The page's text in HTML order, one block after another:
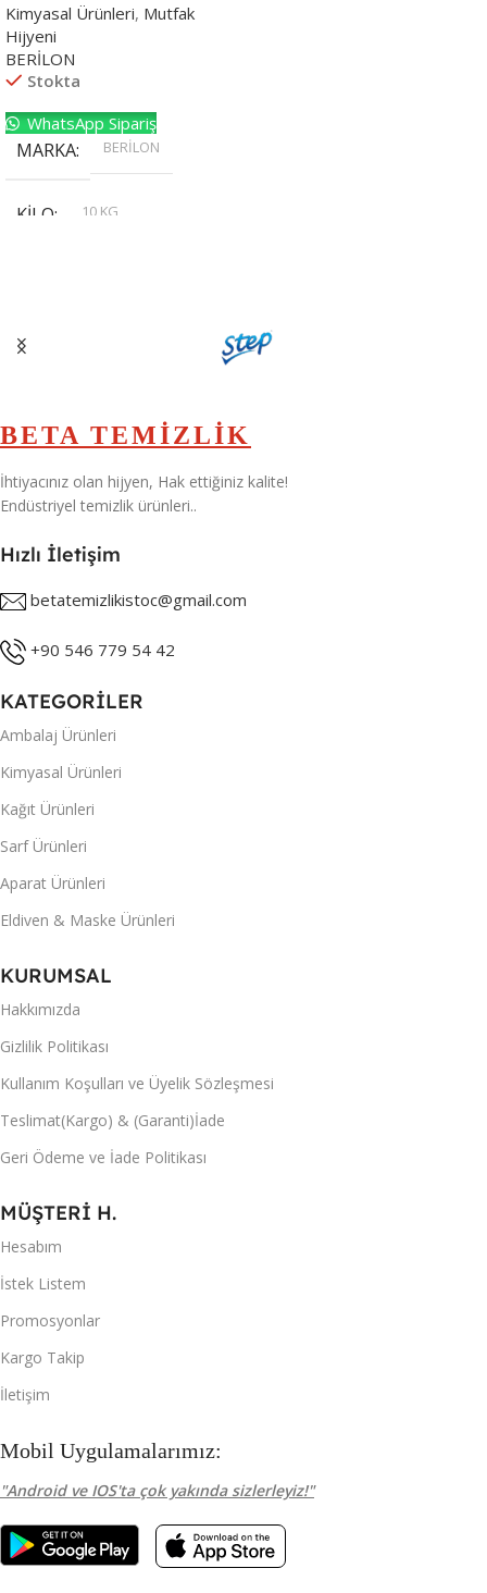
Kimyasal Ürünleri, Mutfak
Hijyeni
BERİLON
Stokta
WhatsApp Sipariş
MARKA BERİLON
KILO
10 KG
BETA TEMİZLİK
İhtiyacınız olan hijyen, Hak ettiğiniz kalite!
Endüstriyel temizlik ürünleri..
Hızlı İletişim
betatemizlikistoc@gmail.com
+90 546 779 54 42
KATEGORİLER
Ambalaj Ürünleri
Kimyasal Ürünleri
Kağıt Ürünleri
Sarf Ürünleri
Aparat Ürünleri
Eldiven & Maske Ürünleri
KURUMSAL
Hakkımızda
Gizlilik Politikası
Kullanım Koşulları ve Üyelik Sözleşmesi
Teslimat(Kargo) & (Garanti)İade
Geri Ödeme ve İade Politikası
MÜŞTERİ H.
Hesabım
İstek Listem
Promosyonlar
Kargo Takip
İletişim
Mobil Uygulamalarımız:
"Android ve IOS'ta çok yakında sizlerleyiz!"